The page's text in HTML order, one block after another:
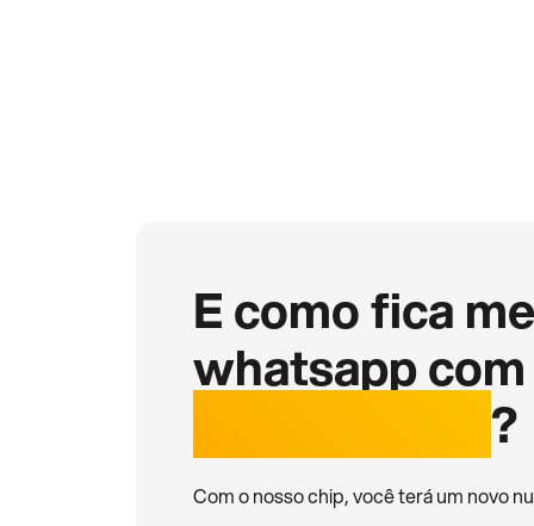
E como fica
whatsapp
?
Com o nosso chip, você terá um novo